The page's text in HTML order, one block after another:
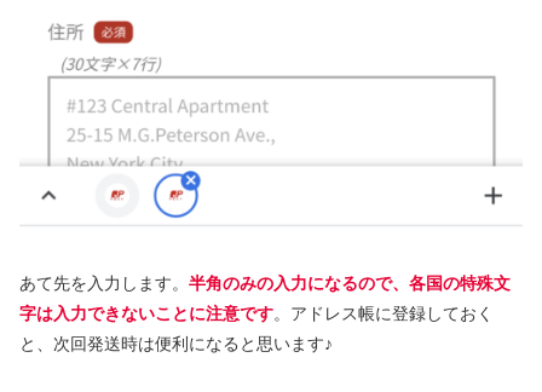
あて先を入力します。 半角のみの入力になるので、各国の特殊文
字は入力できないことに注意です。アドレス帳に登録しておく
と、次回発送時は便利になると思います♪